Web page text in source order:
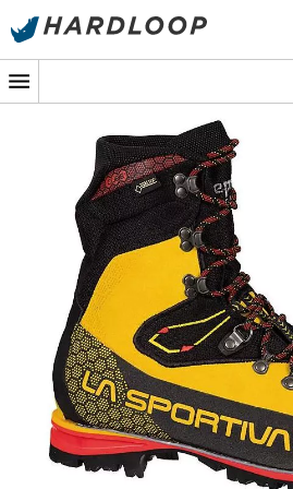
Letní akce 🔥 -5 % EXTRA při
Nepal Cube GTXjsou
Sportiva. Ty nejlepší,Nepal Cube
technologického pokroku v oblasti
vysokohorského vybavení.